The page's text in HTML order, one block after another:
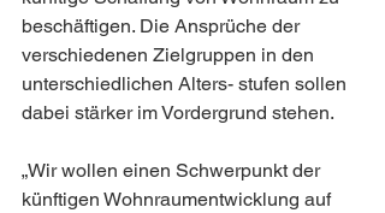
beschäftigen. Die Ansprüche der
verschiedenen Zielgruppen in den
unterschiedlichen Alters- stufen sollen
dabei stärker im Vordergrund stehen.
„Wir wollen einen Schwerpunkt der
künftigen Wohnraumentwicklung auf